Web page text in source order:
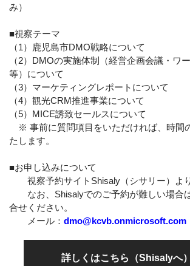
み）
■視察テーマ
（1）鹿児島市DMO戦略について
（2）DMOの実施体制（経営企画会議・ワ
等）について
（3）マーケティングレポートについて
（4）観光CRM推進事業について
（5）MICE誘致セールスについて
※ 事前に質問項目をいただければ、時間
たします。
■お申し込みについて
視察予約サイトShisaly（シサリー）より
なお、Shisalyでのご予約が難しい場合
合せください。
メール： dmo@kcvb.onmicrosoft.com
詳しくはこちら（Shisalyへ）